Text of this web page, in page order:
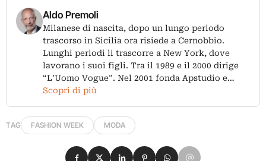
Aldo Premoli
Milanese di nascita, dopo un lungo periodo
trascorso in Sicilia ora risiede a Cernobbio.
Lunghi periodi li trascorre a New York, dove
lavorano i suoi figli. Tra il 1989 e il 2000 dirige
“L’Uomo Vogue”. Nel 2001 fonda Apstudio e…
Scopri di più
TAG FASHION WEEK MODA
Condividi su Facebook
Condividi su X
Condividi su LinkedIn
Condividi su Pinterest
Condividi su WhatsApp
Condividi su Email